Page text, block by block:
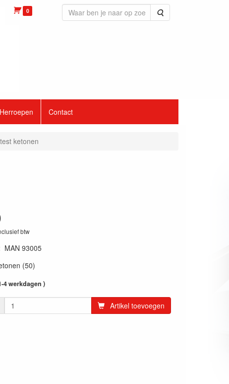
0 Zoeken
Herroepen Contact
ketonen
btw
MAN 93005
(50)
4 werkdagen )
Artikel toevoegen